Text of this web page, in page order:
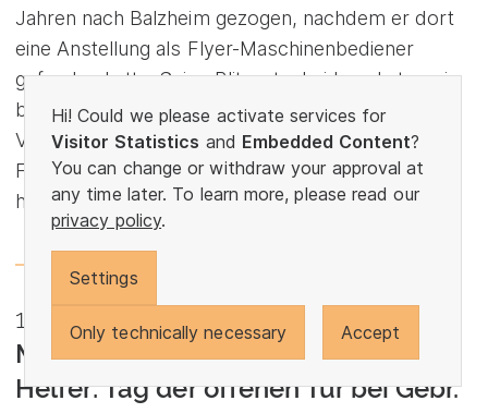
Jahren nach Balzheim gezogen, nachdem er dort
eine Anstellung als Flyer-Maschinenbediener
gefunden hatte. Seine Blitzentscheidung hat er nie
bereut, im Gegenteil. Über seine Position im
Versand in Dietenheim, dessen Leitung er seit
Februar 2024 innehat, sagt er: "Ich bin glücklich
hier, es passt alles für mich."
19.10.2023
Mehr als 500 Gäste und rund 50
Helfer: Tag der offenen Tür bei Gebr.
Hi! Could we please activate services for
Visitor Statistics and Embedded Content?
You can change or withdraw your approval at
any time later. To learn more, please read our
privacy policy.
Settings
Only technically necessary Accept